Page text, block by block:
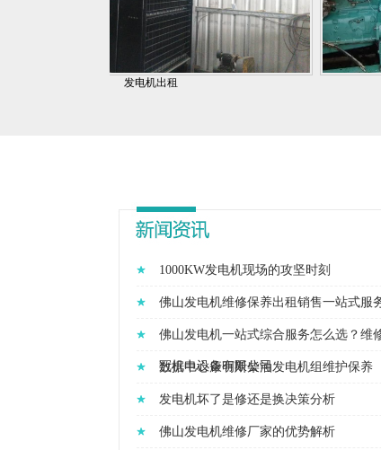
发电机出租
1000KW发电机现场的攻坚时刻
佛山发电机维修保养出租销售一站式服
佛山发电机一站式综合服务怎么选？维
冠机电设备有限公司
数据中心康明斯柴油发电机组维护保养
发电机坏了是修还是换决策分析
佛山发电机维修厂家的优势解析